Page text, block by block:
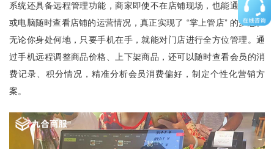
系统还具备远程管理功能，商家即使不在店铺现场，也能通过手机
或电脑随时查看店铺的运营情况，真正实现了 “掌上管店” 的梦想。
无论你身处何地，只要手机在手，就能对门店进行全方位管理。通
过手机远程调整商品价格、上下架商品，还可以随时查看会员的消
费记录、积分情况，精准分析会员消费偏好，制定个性化营销方
案。